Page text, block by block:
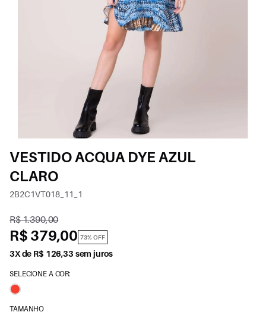
VESTIDO ACQUA DYE AZUL
CLARO
2B2C1VT018_11_1
R$ 1.390,00
R$ 379,00 73% OFF
3X de R$ 126,33 sem juros
SELECIONE A COR:
TAMANHO